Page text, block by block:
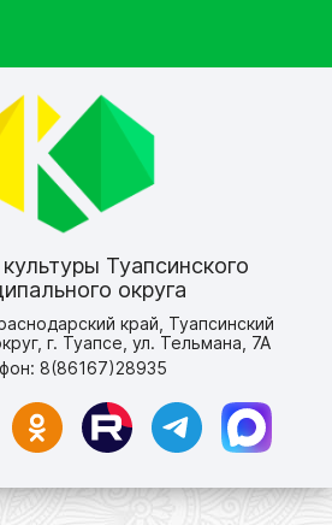
Туапсинского
округа
край, Туапсинский
г. Туапсе, ул. Тельмана, 7А
8(86167)28935